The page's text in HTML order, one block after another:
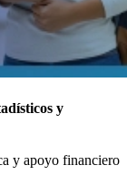
y
y apoyo financiero